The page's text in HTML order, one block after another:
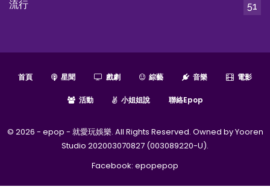
流行
51
首頁 星聞 戲劇 綜藝 音樂 電影
活動 小姐姐說 聯絡epop
© 2026 - epop - 就愛玩娛樂. All Rights Reserved. Owned by Yooren
Studio 202003070827 (003089220-U).
Facebook: epopepop